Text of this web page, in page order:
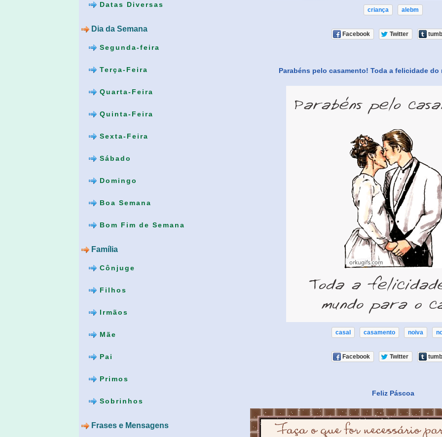
Datas Diversas
Dia da Semana
Segunda-feira
Terça-Feira
Quarta-Feira
Quinta-Feira
Sexta-Feira
Sábado
Domingo
Boa Semana
Bom Fim de Semana
Família
Cônjuge
Filhos
Irmãos
Mãe
Pai
Primos
Sobrinhos
Frases e Mensagens
criança alebm
Facebook Twitter
Parabéns pelo casamento! Toda a felicidade do
casal casamento noiva
Facebook Twitter
Feliz Páscoa